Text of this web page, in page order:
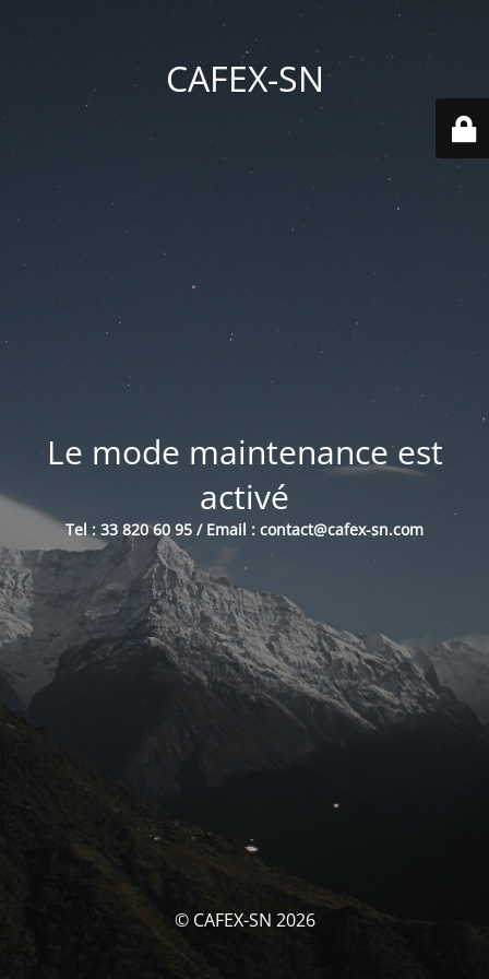
CAFEX-SN
Le mode maintenance est
activé
Tel : 33 820 60 95 / Email : contact@cafex-sn.com
© CAFEX-SN 2026